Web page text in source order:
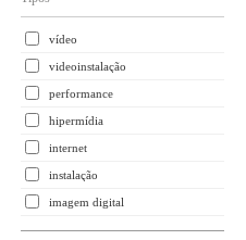
vídeo
videoinstalação
performance
hipermídia
internet
instalação
imagem digital